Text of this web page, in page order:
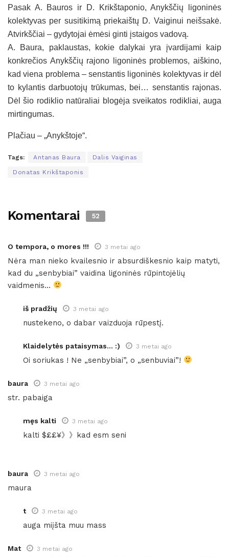
Pasak A. Bauros ir D. Krikštaponio, Anykščių ligoninės
kolektyvas per susitikimą priekaištų D. Vaiginui neišsakė.
Atvirkščiai – gydytojai ėmėsi ginti įstaigos vadovą.
A. Baura, paklaustas, kokie dalykai yra įvardijami kaip
konkrečios Anykščių rajono ligoninės problemos, aiškino,
kad viena problema – senstantis ligoninės kolektyvas ir dėl
to kylantis darbuotojų trūkumas, bei… senstantis rajonas.
Dėl šio rodiklio natūraliai blogėja sveikatos rodikliai, auga
mirtingumas.
Plačiau – „Anykštoje“.
Tags: Antanas Baura Dalis Vaiginas
Donatas Krikštaponis
Komentarai 52
O tempora, o mores !!! 3 metai ago
Nėra man nieko kvailesnio ir absurdiškesnio kaip matyti,
kad du „senbybiai” vaidina ligoninės rūpintojėlių
vaidmenis…
iš pradžių 3 metai ago
nustekeno, o dabar vaizduoja rūpestį.
Klaidelytės pataisymas... :) 3 metai ago
Oi soriukas ! Ne „senbybiai”, o „senbuviai”!
baura 3 metai ago
str. pabaiga
męs kalti 3 metai ago
kalti $££¥》》kad esm seni
baura 3 metai ago
maura
t 3 metai ago
auga miįšta muu mass
Mat 3 metai ago